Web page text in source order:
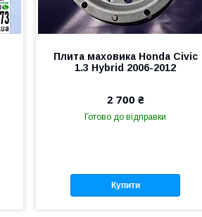
Плита маховика Honda Civic
1.3 Hybrid 2006-2012
2 700 ₴
Готово до відправки
Купити